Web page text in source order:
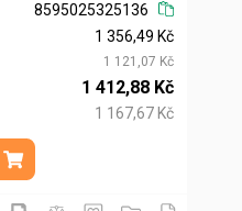
8595025325136
1 356,49 Kč
1 121,07 Kč
1 412,88 Kč
1 167,67 Kč
ks
Přidat do košíku